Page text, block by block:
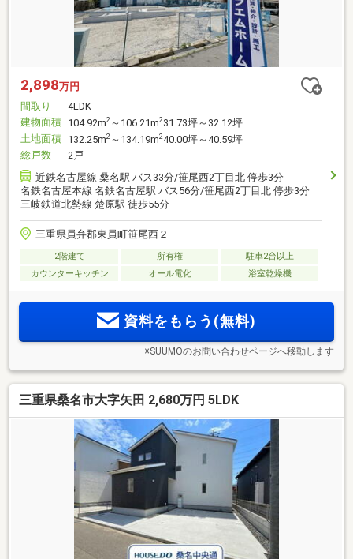
2,898万円
間取り
4LDK
建物面積 104.92m2 ～106.21m231.73坪～32.12坪
土地面積 132.25m2 ～134.19m240.00坪～40.59坪
総戸数
2戸
近鉄名古屋線 桑名駅 バス33分/笹尾西2丁目北 停歩3分
名鉄名古屋本線 名鉄名古屋駅 バス56分/笹尾西2丁目北 停歩3分
三岐鉄道北勢線 楚原駅 徒歩55分
三重県員弁郡東員町笹尾西２
2階建て 所有権
駐車2台以上
カウンターキッチン
オール電化 浴室乾燥機
資料をもらう(無料)
※SUUMOのお問い合わせページへ移動します
三重県桑名市大字矢田 2,680万円 5LDK